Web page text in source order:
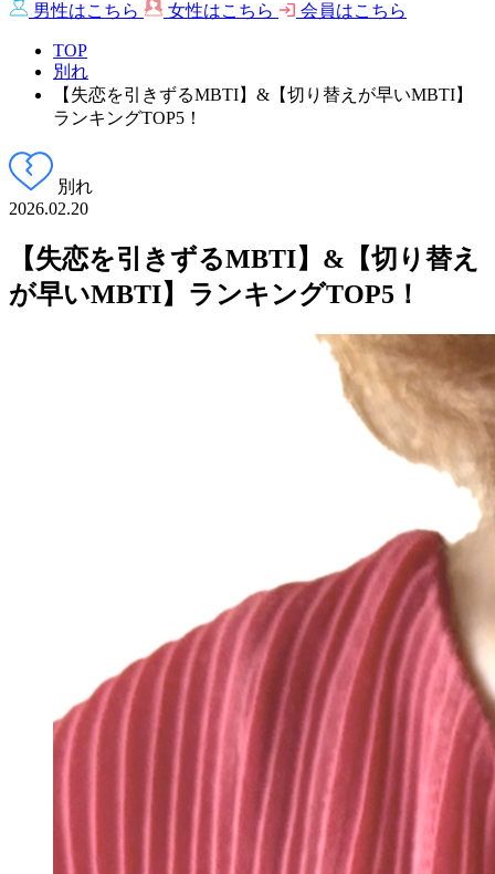
男性はこちら 女性はこちら 会員はこちら
TOP
別れ
【失恋を引きずるMBTI】&【切り替えが早いMBTI】
ランキングTOP5！
別れ
2026.02.20
【失恋を引きずるMBTI】&【切り替え
が早いMBTI】ランキングTOP5！